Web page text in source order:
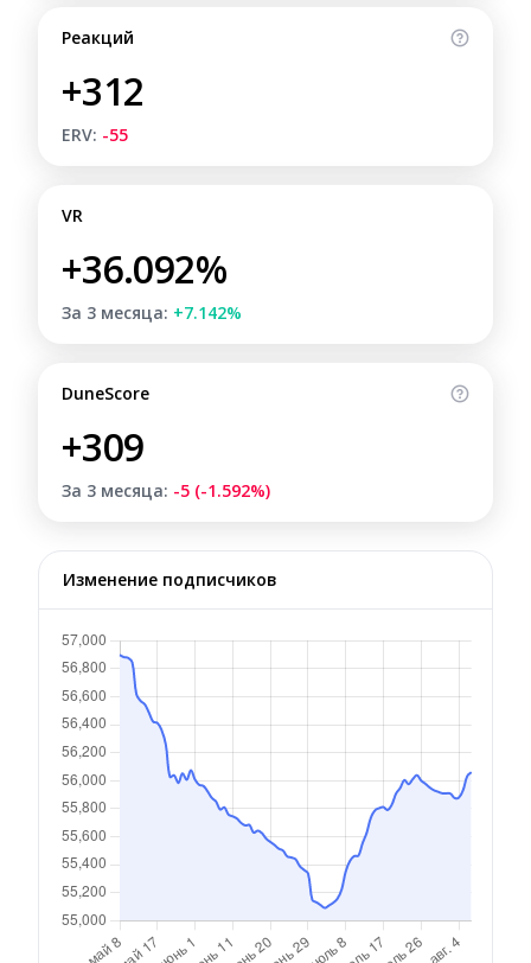
Реакций
+312
ERV: -55
VR
+36.092%
За 3 месяца: +7.142%
DuneScore
+309
За 3 месяца: -5 (-1.592%)
Изменение подписчиков